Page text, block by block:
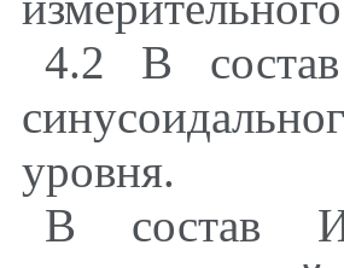
4.2 В
уровня.
В состав